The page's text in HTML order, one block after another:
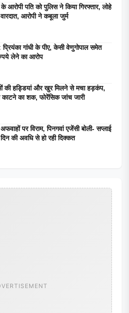
आरोपी पति को पुलिस ने किया गिरफ्तार, लोहे
आरोपी ने कबूला जुर्म
गांधी के पीए, केसी वेणुगोपाल समेत
लेने का आरोप
की हड्डियां और खुर मिलने से मचा हड़कंप,
काटने का शक, फोरेंसिक जांच जारी
पर विराम, पिनगवां एजेंसी बोली- सप्लाई
दिन की अवधि से हो रही दिक्कत